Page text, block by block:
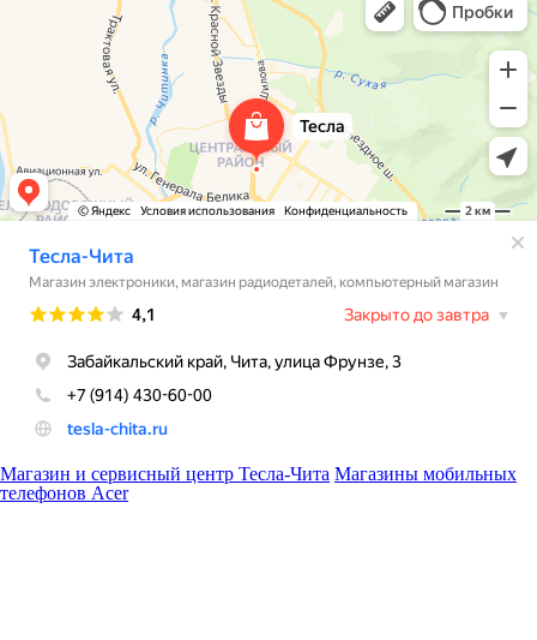
Магазин и сервисный центр Тесла-Чита Магазины мобильных
телефонов Acer